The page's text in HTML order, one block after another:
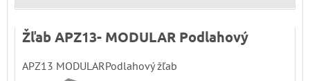
Žľab APZ13- MODULAR Podlahový
APZ13 MODULARPodlahový žľab